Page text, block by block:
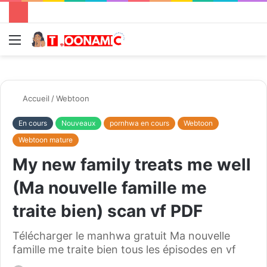
Menu
Accueil /Webtoon
En cours Nouveaux pornhwa en cours
Webtoon
Webtoon mature
My new family treats me well
(Ma nouvelle famille me
traite bien) scan vf PDF
Télécharger le manhwa gratuit Ma nouvelle
famille me traite bien tous les épisodes en vf